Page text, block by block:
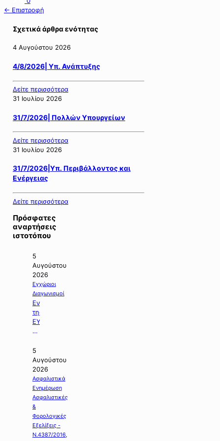
← Επιστροφή
Σχετικά άρθρα ενότητας
4 Αυγούστου 2026
4/8/2026| Υπ. Ανάπτυξης
Δείτε περισσότερα
31 Ιουλίου 2026
31/7/2026| Πολλών Υπουργείων
Δείτε περισσότερα
31 Ιουλίου 2026
31/7/2026|Υπ. Περιβάλλοντος και
Ενέργειας
Δείτε περισσότερα
Πρόσφατες
αναρτήσεις
ιστοτόπου
5
Αυγούστου
2026
Εγχώριοι
Διαγωνισμοί
Ενημέρωση
της
ΕΥΔΑΠ
με
«Διαγωνισμός
της
Εργολαβίας
Ε-925».
5
Αυγούστου
2026
Ασφαλιστικά
Ενημέρωση
Ασφαλιστικές
&
Φορολογικές
Εξελίξεις -
Ν.4387/2016,